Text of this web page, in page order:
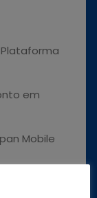
em
Mobile